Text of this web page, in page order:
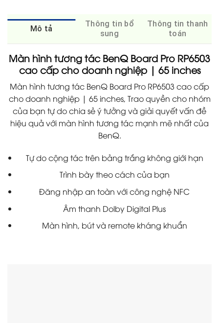
Mô tả
Thông tin bổ
sung
Thông tin thanh
toán
Màn hình tương tác BenQ Board Pro RP6503
cao cấp cho doanh nghiệp | 65 inches
Màn hình tương tác BenQ Board Pro RP6503 cao cấp
cho doanh nghiệp | 65 inches, Trao quyền cho nhóm
của bạn tự do chia sẻ ý tưởng và giải quyết vấn đề
hiệu quả với màn hình tương tác mạnh mẽ nhất của
BenQ.
Tự do cộng tác trên bảng trắng không giới hạn
Trình bày theo cách của bạn
Đăng nhập an toàn với công nghệ NFC
Âm thanh Dolby Digital Plus
Màn hình, bút và remote kháng khuẩn